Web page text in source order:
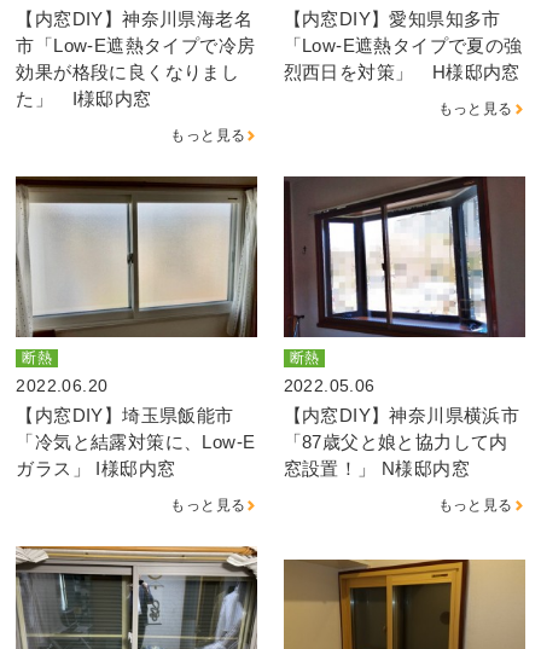
【内窓DIY】神奈川県海老名
市「Low-E遮熱タイプで冷房
効果が格段に良くなりまし
た」 I様邸内窓
もっと見る
【内窓DIY】愛知県知多市
「Low-E遮熱タイプで夏の強
烈西日を対策」 H様邸内窓
もっと見る
断熱
2022.06.20
【内窓DIY】埼玉県飯能市
「冷気と結露対策に、Low-E
ガラス」 I様邸内窓
もっと見る
断熱
2022.05.06
【内窓DIY】神奈川県横浜市
「87歳父と娘と協力して内
窓設置！」 N様邸内窓
もっと見る